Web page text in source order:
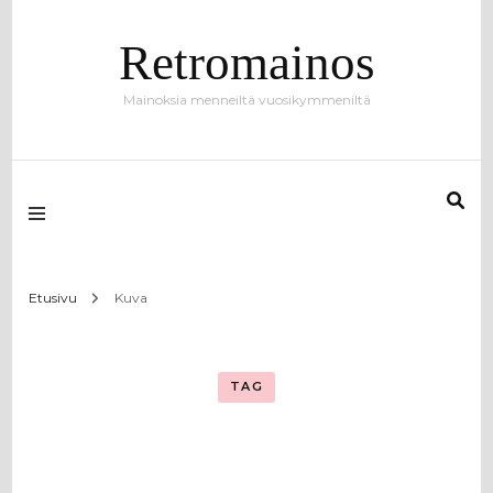
Retromainos
Mainoksia menneiltä vuosikymmeniltä
Etusivu Kuva
TAG